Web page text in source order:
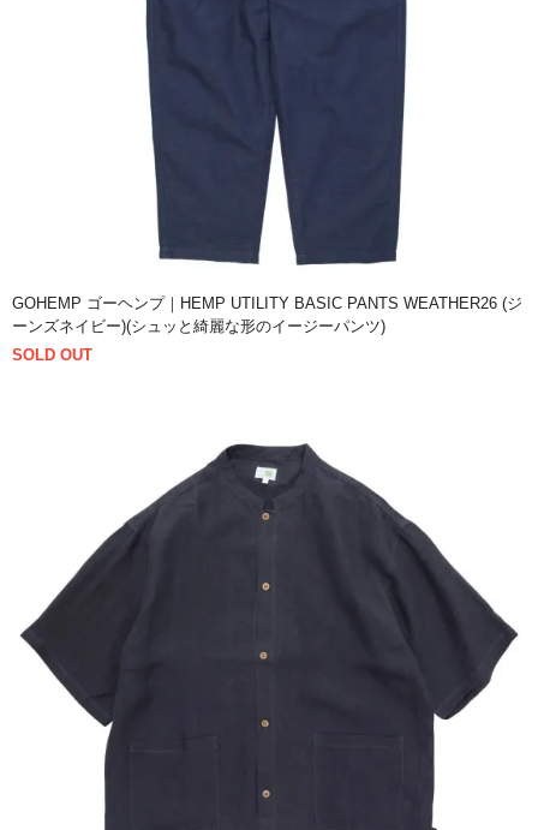
GOHEMP ゴーヘンプ｜HEMP UTILITY BASIC PANTS WEATHER26 (ジ
ーンズネイビー)(シュッと綺麗な形のイージーパンツ)
SOLD OUT